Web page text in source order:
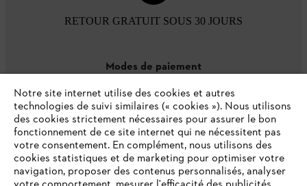
RETOUR GRATUIT SOUS 30 JOURS
Modes de paiement
Notre site internet utilise des cookies et autres
technologies de suivi similaires (« cookies »). Nous utilisons
des cookies strictement nécessaires pour assurer le bon
fonctionnement de ce site internet qui ne nécessitent pas
votre consentement. En complément, nous utilisons des
cookies statistiques et de marketing pour optimiser votre
navigation, proposer des contenus personnalisés, analyser